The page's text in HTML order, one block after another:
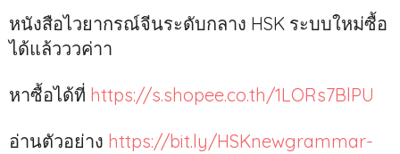
หนังสือไวยากรณ์จีนระดับกลาง HSK ระบบใหม่ซื้อ
ได้แล้วววค่าา
หาซื้อได้ที่ https://s.shopee.co.th/1LORs7BlPU
อ่านตัวอย่าง https://bit.ly/HSKnewgrammar-